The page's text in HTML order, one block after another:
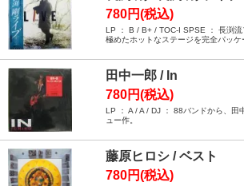
780円(税込)
LP ： B / B+ / TOC-I SPSE ： 長渕流
極めたホットなステージを完全パッケ
田中一郎 / In
780円(税込)
LP ： A / A / DJ ： 88バンドから、田
ュー作。
藤原ヒロシ / ベスト
780円(税込)